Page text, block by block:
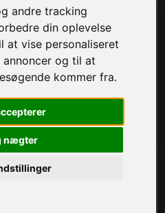
andre tracking
din oplevelse
at vise personaliseret
og til at
kommer fra.
nægter